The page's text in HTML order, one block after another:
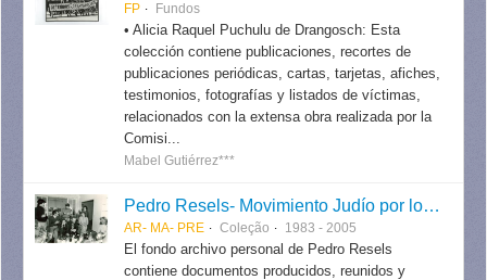
FP Fundos
• Alicia Raquel Puchulu de Drangosch: Esta
colección contiene publicaciones, recortes de
publicaciones periódicas, cartas, tarjetas, afiches,
testimonios, fotografías y listados de víctimas,
relacionados con la extensa obra realizada por la
Comisi...
Mabel Gutiérrez***
Pedro Resels- Movimiento Judío por los Derechos Humanos
AR- MA- PRE Coleção 1983 - 2005
El fondo archivo personal de Pedro Resels
contiene documentos producidos, reunidos y